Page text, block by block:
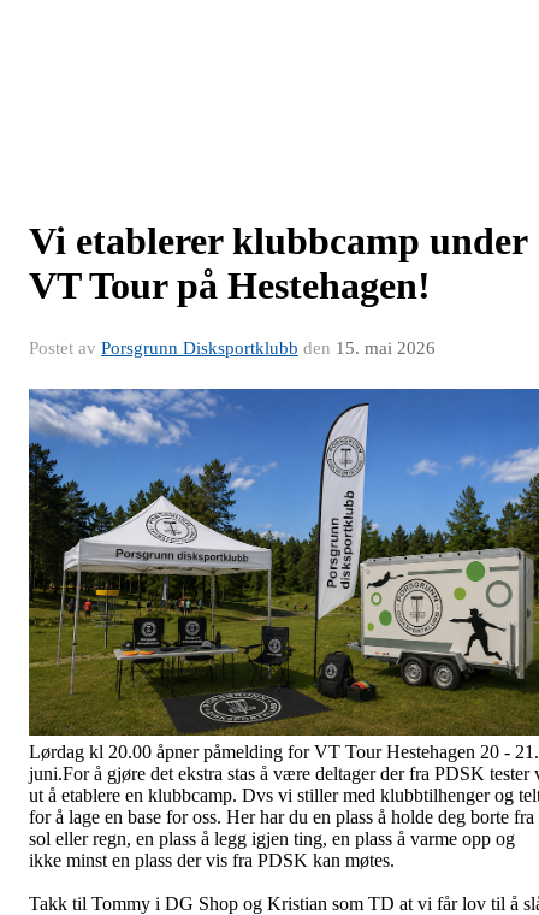
Vi etablerer klubbcamp under
VT Tour på Hestehagen!
Postet av Porsgrunn Disksportklubb den 15. mai 2026
Lørdag kl 20.00 åpner påmelding for VT Tour Hestehagen 20 - 21.
juni.For å gjøre det ekstra stas å være deltager der fra PDSK tester
ut å etablere en klubbcamp. Dvs vi stiller med klubbtilhenger og
for å lage en base for oss. Her har du en plass å holde deg borte fra
sol eller regn, en plass å legg igjen ting, en plass å varme opp og
ikke minst en plass der vis fra PDSK kan møtes.
Takk til Tommy i DG Shop og Kristian som TD at vi får lov til å